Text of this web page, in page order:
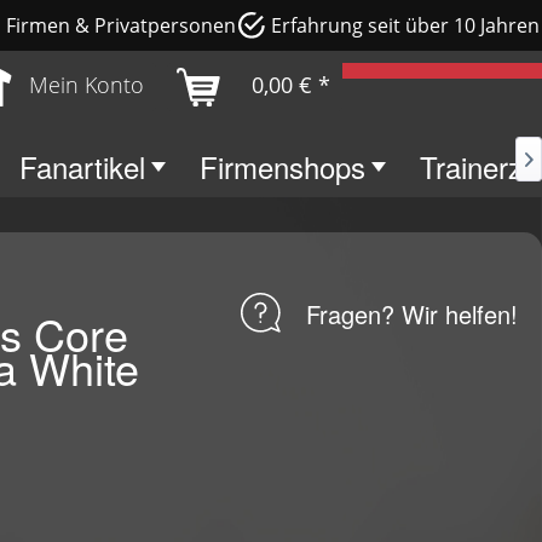
& Privatpersonen Erfahrung seit über 10 Jahren
Mein Konto 0,00 € *
Fanartikel Firmenshops 
Fragen? Wir helfen!
Core
White